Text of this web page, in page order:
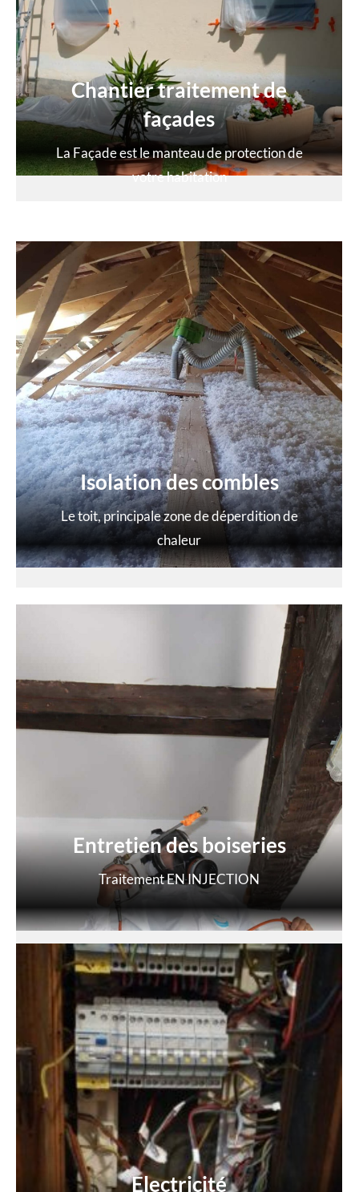
Chantier traitement de
façades
La Façade est le manteau de protection de
votre habitation
Isolation des combles
Le toit, principale zone de déperdition de
chaleur
Entretien des boiseries
Traitement EN INJECTION
Electricité